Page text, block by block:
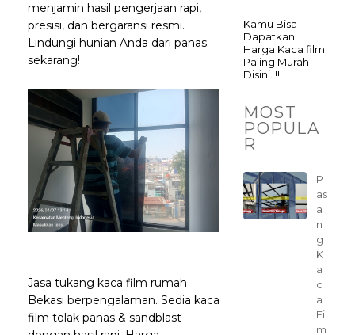
menjamin hasil pengerjaan rapi,
presisi, dan bergaransi resmi.
Lindungi hunian Anda dari panas
sekarang!
Jasa tukang kaca film rumah
Bekasi berpengalaman. Sedia kaca
film tolak panas & sandblast
Kamu Bisa
Dapatkan
Harga Kaca film
Paling Murah
Disini..!!
MOST
POPULA
R
P
as
a
n
g
K
a
c
a
Fil
m